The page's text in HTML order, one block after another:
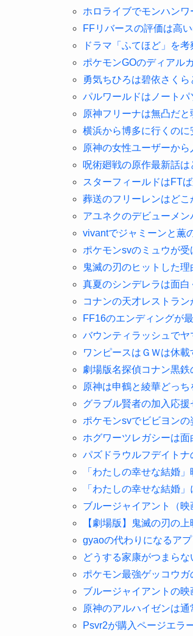
ホロライブでモンハン
FFリバースの評価は高
ドラマ「ふてほど」を
ポケモンGOのディアル
勇気ちひろは碧依さく
パルワールドはノートパ
原神フリーナは無凸だ
横浜から博多に行くの
原神の女性ユーザーか
呪術廻戦の原作最新話
スターフィールドはFT
葬送のフリーレンはど
アユネクのデビューメ
vivantでジャミーンと薫
ポケモンsvのミュウが
鬼滅の刃のヒットした
真夏のシンデレラは面
コナンの天才レストラ
FF16のエンディングが
バウンティラッシュでヤ
ワンピースはＧＷは休
劇場版名探偵コナン黒
原神は申鶴と綾華どっ
グラブル賢者の加入応
ポケモンsvでビビヨン
ホグワーツレガシーは
パズドラウルフデイト
「わたしの幸せな結婚
「わたしの幸せな結婚
ブルージャイアント（
【劇場版】鬼滅の刃の
gyaoの代わりになるア
どうする家康がつまら
ポケモン最強ゲッコウ
ブルージャイアントの
原神のアルハイゼンは
Psvr2が購入ページエラ